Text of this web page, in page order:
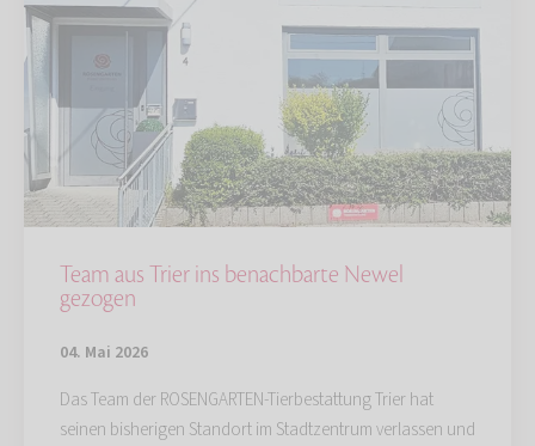
Team aus Trier ins benachbarte Newel
gezogen
04. Mai 2026
Das Team der ROSENGARTEN-Tierbestattung Trier hat
seinen bisherigen Standort im Stadtzentrum verlassen und